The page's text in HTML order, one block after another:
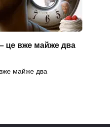
це вже майже два
вже майже два